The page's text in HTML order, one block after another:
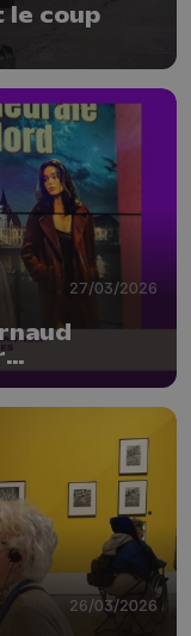
le coup
27/03/2026
26/03/2026